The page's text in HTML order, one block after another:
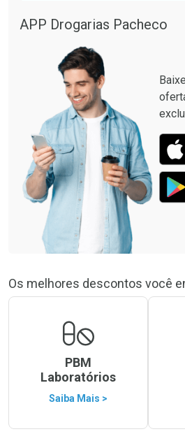
APP Drogarias Pacheco
Os melhores descontos você
PBM
Laboratórios
Saiba Mais >